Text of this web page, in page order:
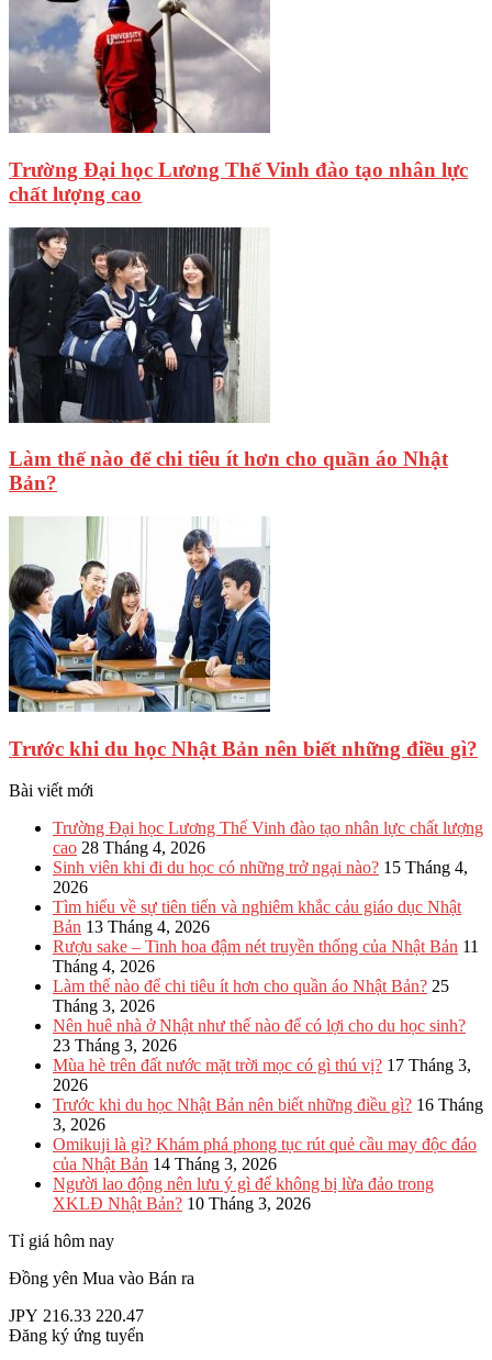
Trường Đại học Lương Thế Vinh đào tạo nhân lực
chất lượng cao
Làm thế nào để chi tiêu ít hơn cho quần áo Nhật
Bản?
Trước khi du học Nhật Bản nên biết những điều gì?
Bài viết mới
Trường Đại học Lương Thế Vinh đào tạo nhân lực chất lượng
cao 28 Tháng 4, 2026
Sinh viên khi đi du học có những trở ngại nào? 15 Tháng 4,
2026
Tìm hiểu về sự tiên tiến và nghiêm khắc cảu giáo dục Nhật
Bản 13 Tháng 4, 2026
Rượu sake – Tinh hoa đậm nét truyền thống của Nhật Bản 11
Tháng 4, 2026
Làm thế nào để chi tiêu ít hơn cho quần áo Nhật Bản? 25
Tháng 3, 2026
Nên huê nhà ở Nhật như thế nào để có lợi cho du học sinh?
23 Tháng 3, 2026
Mùa hè trên đất nước mặt trời mọc có gì thú vị? 17 Tháng 3,
2026
Trước khi du học Nhật Bản nên biết những điều gì? 16 Tháng
3, 2026
Omikuji là gì? Khám phá phong tục rút quẻ cầu may độc đáo
của Nhật Bản 14 Tháng 3, 2026
Người lao động nên lưu ý gì để không bị lừa đảo trong
XKLĐ Nhật Bản? 10 Tháng 3, 2026
Tỉ giá hôm nay
Đồng yên Mua vào Bán ra
JPY 216.33 220.47
Đăng ký ứng tuyển